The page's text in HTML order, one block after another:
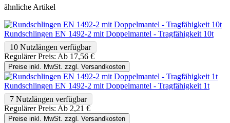
ähnliche Artikel
Rundschlingen EN 1492-2 mit Doppelmantel - Tragfähigkeit 10t
10 Nutzlängen verfügbar
Regulärer Preis: Ab 17,56 €
Preise inkl. MwSt. zzgl. Versandkosten
Rundschlingen EN 1492-2 mit Doppelmantel - Tragfähigkeit 1t
7 Nutzlängen verfügbar
Regulärer Preis: Ab 2,21 €
Preise inkl. MwSt. zzgl. Versandkosten